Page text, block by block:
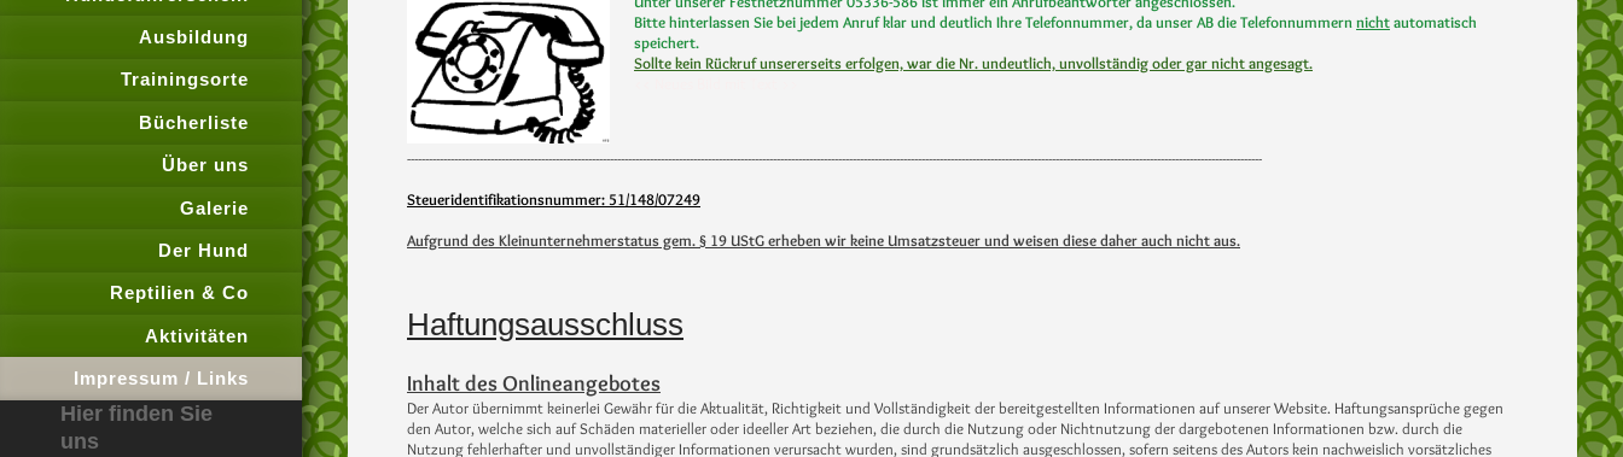
Ausbildung
Trainingsorte
Bücherliste
Über uns
Galerie
Der Hund
Reptilien & Co
Aktivitäten
Impressum / Links
Hier finden Sie
uns
Bitte hinterlassen Sie bei jedem Anruf klar und deutlich Ihre Telefonnummer, da unser AB die Telefonnummern nichtautomatisch
speichert.
Sollte kein Rückruf unsererseits erfolgen, war die Nr. undeutlich, unvollständig oder gar nicht angesagt.
--------------------------------------------------------------------------------------------------------------------------------------------------------------------------------------------------------------------------------------------
Steueridentifikationsnummer: 51/148/07249
Aufgrund des Kleinunternehmerstatus gem. § 19 UStG erheben wir keine Umsatzsteuerund weisen diese daher auch nicht aus.
Haftungsausschluss
Inhalt des Onlineangebotes
Der Autor übernimmt keinerlei Gewähr für die Aktualität, Richtigkeit und Vollständigkeit der bereitgestellten Informationen auf unserer Website. Haftungsansprüche gegen
den Autor, welche sich auf Schäden materieller oder ideeller Art beziehen, die durch die Nutzung oder Nichtnutzung der dargebotenen Informationen bzw. durch die
Nutzung fehlerhafter und unvollständiger Informationen verursacht wurden, sind grundsätzlich ausgeschlossen, sofern seitens des Autors kein nachweislich vorsätzliches